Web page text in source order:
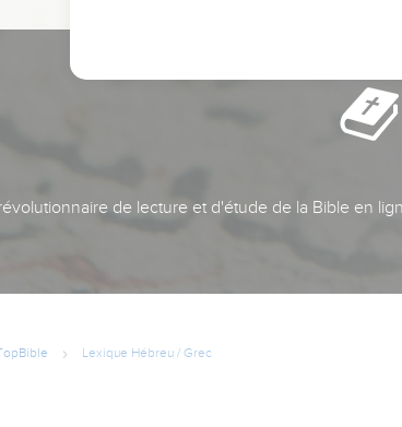
de lecture et d'étude de la Bible en
Lexique Hébreu / Grec